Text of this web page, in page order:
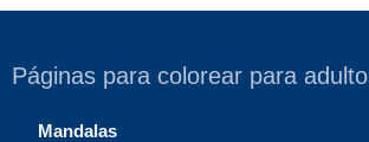
Páginas para colorear para
Mandalas